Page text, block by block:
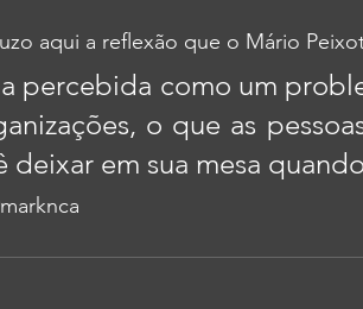
aqui a reflexão que o Mário
percebida como um
o que as
deixar em sua mesa